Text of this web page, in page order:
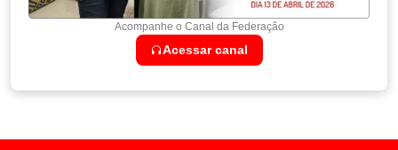
Acompanhe o Canal da Federação
Acessar canal